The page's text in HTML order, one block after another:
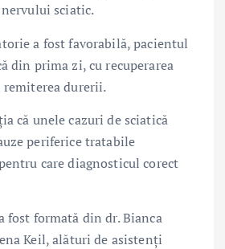
sciatic.
a fost favorabilă, pacientul
din prima zi, cu recuperarea
durerii.
că unele cazuri de sciatică
periferice tratabile
care diagnosticul corect
fost formată din dr. Bianca
Keil, alături de asistenți